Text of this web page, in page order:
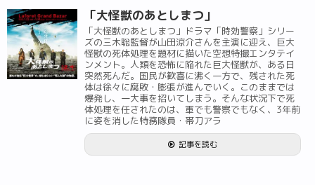
「大怪獣のあとしまつ」
「大怪獣のあとしまつ」ドラマ「時効警察」シリー
ズの三木聡監督が山田涼介さんを主演に迎え、巨大
怪獣の死体処理を題材に描いた空想特撮エンタテイ
ンメント。人類を恐怖に陥れた巨大怪獣が、ある日
突然死んだ。国民が歓喜に沸く一方で、残された死
体は徐々に腐敗・膨張が進んでいく。このままでは
爆発し、一大事を招いてしまう。そんな状況下で死
体処理を任されたのは、軍でも警察でもなく、3年前
に姿を消した特務隊員・帯刀アラ
記事を読む